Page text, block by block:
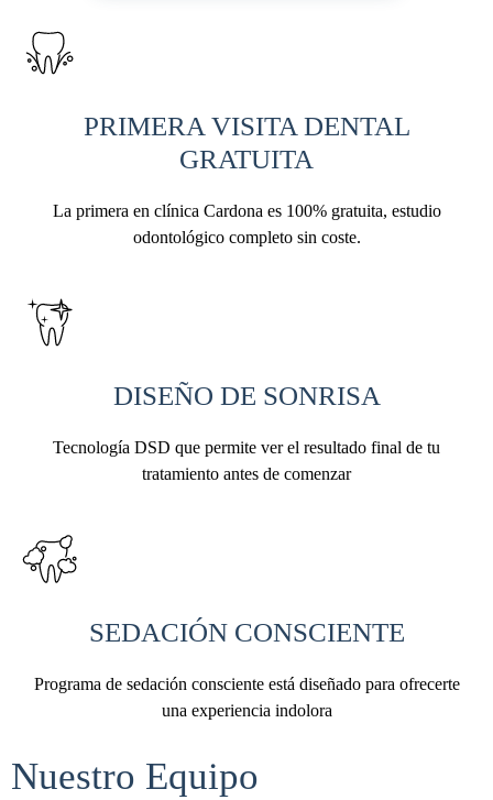
PRIMERA VISITA DENTAL
GRATUITA
La primera en clínica Cardona es 100% gratuita, estudio
odontológico completo sin coste.
DISEÑO DE SONRISA
Tecnología DSD que permite ver el resultado final de tu
tratamiento antes de comenzar
SEDACIÓN CONSCIENTE
Programa de sedación consciente está diseñado para ofrecerte
una experiencia indolora
Nuestro Equipo